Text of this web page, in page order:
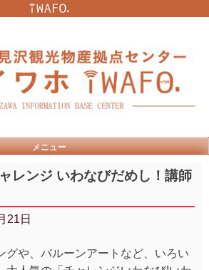
メニュー
レンジ いわなびだめし！講師
21日
グや、バルーンアートなど、いろい